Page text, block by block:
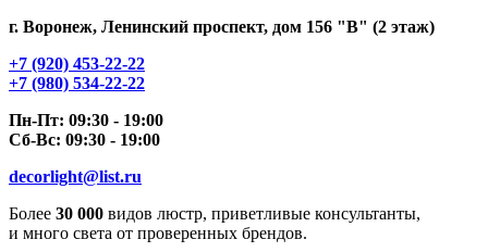
г. Воронеж, Ленинский проспект, дом 156 "В" (2 этаж)
+7 (920) 453-22-22
+7 (980) 534-22-22
Пн-Пт: 09:30 - 19:00
Сб-Вс: 09:30 - 19:00
decorlight@list.ru
Более 30 000 видов люстр, приветливые консультанты,
и много света от проверенных брендов.